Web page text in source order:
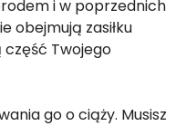
i w poprzednich
obejmują zasiłku
Twojego
go o ciąży. Musisz